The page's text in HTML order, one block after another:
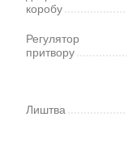
коробу
Регулятор
притвору
Лиштва